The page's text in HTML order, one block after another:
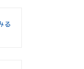
る